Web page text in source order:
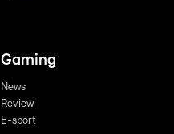
Gaming
News
Review
E-sport